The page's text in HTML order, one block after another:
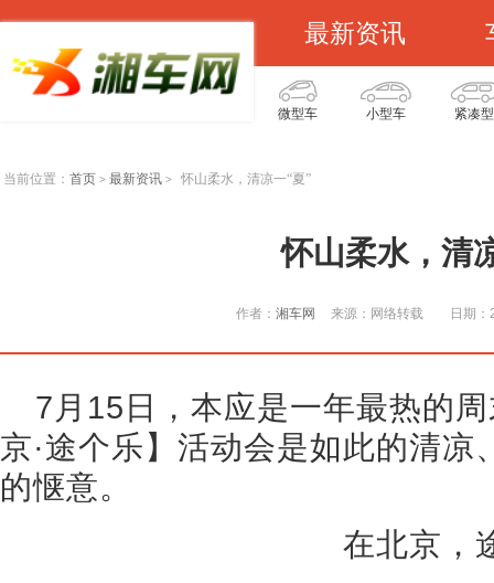
最新资讯
微型车 小型车 紧凑型
当前位置： 首页 > 最新资讯 > 怀山柔水，清凉一“夏”
怀山柔水，清
作者： 湘车网 来源：网络转载 日期
7月15日，本应是一年最热的
京·途个乐】活动会是如此的清
的惬意。
在北京，